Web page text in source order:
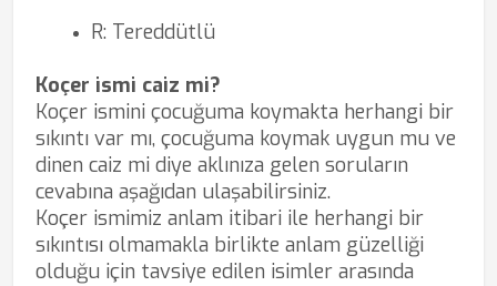
R: Tereddütlü
Koçer ismi caiz mi?
Koçer ismini çocuğuma koymakta herhangi bir
sıkıntı var mı, çocuğuma koymak uygun mu ve
dinen caiz mi diye aklınıza gelen soruların
cevabına aşağıdan ulaşabilirsiniz.
Koçer ismimiz anlam itibari ile herhangi bir
sıkıntısı olmamakla birlikte anlam güzelliği
olduğu için tavsiye edilen isimler arasında